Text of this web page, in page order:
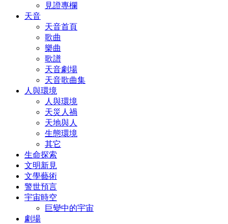
見證專欄
天音
天音首頁
歌曲
樂曲
歌譜
天音劇場
天音歌曲集
人與環境
人與環境
天災人禍
天地與人
生態環境
其它
生命探索
文明新見
文學藝術
警世預言
宇宙時空
巨變中的宇宙
劇場